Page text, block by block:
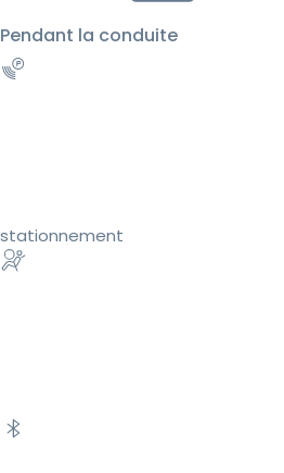
Pendant la conduite
stationnement